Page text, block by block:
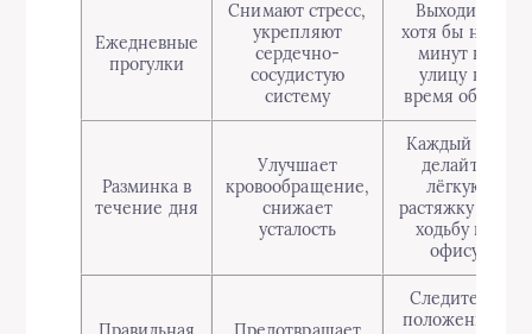
Ежедневные
прогулки
Снимают стресс,
укрепляют
сердечно-
сосудистую
систему
Выходите
хотя бы на 15
минут на
улицу во
время обеда
Разминка в
течение дня
Улучшает
кровообращение,
снижает
усталость
Каждый час
делайте
лёгкую
растяжку или
ходьбу по
офису
Следите за
положением